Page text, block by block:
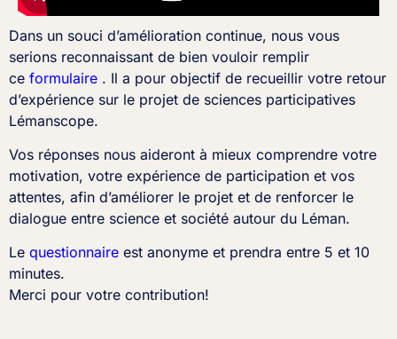
Dans un souci d’amélioration continue, nous vous
serions reconnaissant de bien vouloir remplir
ce formulaire . Il a pour objectif de recueillir votre retour
d’expérience sur le projet de sciences participatives
Lémanscope.
Vos réponses nous aideront à mieux comprendre votre
motivation, votre expérience de participation et vos
attentes, afin d’améliorer le projet et de renforcer le
dialogue entre science et société autour du Léman.
Le questionnaire est anonyme et prendra entre 5 et 10
minutes.
Merci pour votre contribution!